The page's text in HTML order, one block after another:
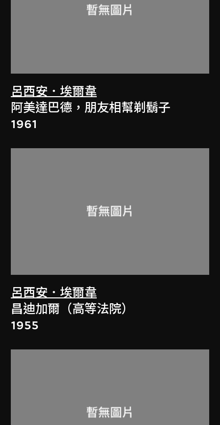
呂西安．埃爾韋
阿美達巴德，朋友相幫剃鬍子
1961
呂西安．埃爾韋
昌迪加爾（高等法院）
1955